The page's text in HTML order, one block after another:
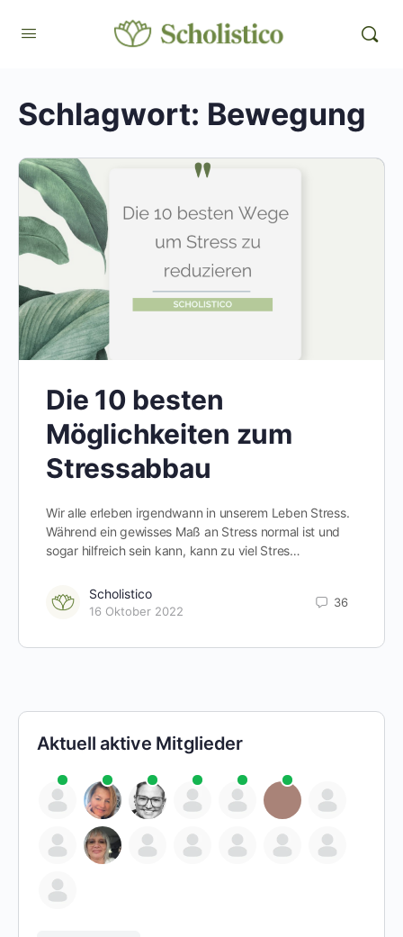
Schlagwort: Bewegung
Die 10 besten
Möglichkeiten zum
Stressabbau
Wir alle erleben irgendwann in unserem Leben Stress.
Während ein gewisses Maß an Stress normal ist und
sogar hilfreich sein kann, kann zu viel Stres…
Scholistico
16 Oktober 2022
36
Aktuell aktive Mitglieder